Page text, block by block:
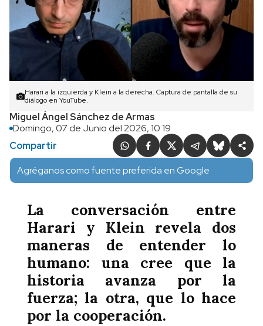
Harari a la izquierda y Klein a la derecha. Captura de pantalla de su
diálogo en YouTube.
Miguel Ángel Sánchez de Armas
Domingo, 07 de Junio del 2026, 10:19
Compartir
Agréganos como fuente preferida en Google
La conversación entre
Harari y Klein revela dos
maneras de entender lo
humano: una cree que la
historia avanza por la
fuerza; la otra, que lo hace
por la cooperación.